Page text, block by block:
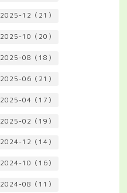
2025-12（21）
2025-10（20）
2025-08（18）
2025-06（21）
2025-04（17）
2025-02（19）
2024-12（14）
2024-10（16）
2024-08（11）